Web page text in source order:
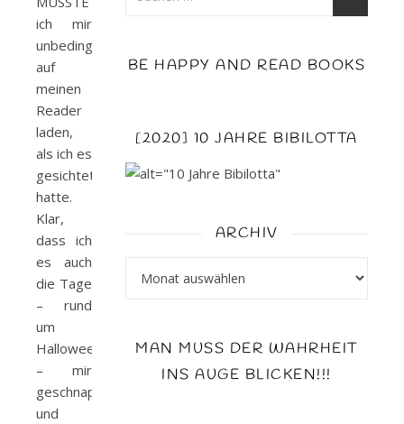
ich mir
unbedingt
auf
meinen
Reader
laden,
als ich es
gesichtet
hatte.
Klar,
dass ich
es auch
die Tage
– rund
um
Halloween
– mir
geschnappt
und
BE HAPPY AND READ BOOKS
[2020] 10 JAHRE BIBILOTTA
ARCHIV
MAN MUSS DER WAHRHEIT
INS AUGE BLICKEN!!!